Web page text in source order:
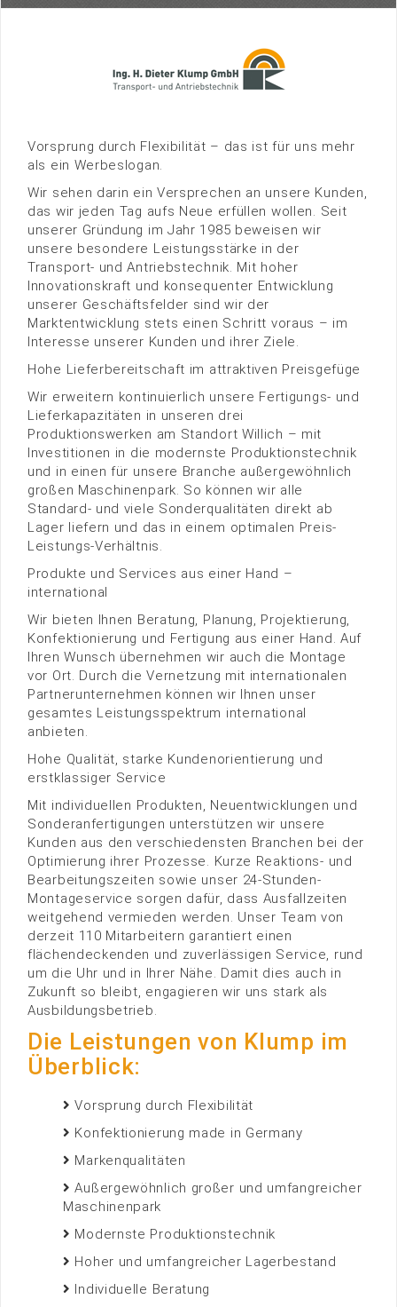
Vorsprung durch Flexibilität – das ist für uns mehr
als ein Werbeslogan.
Wir sehen darin ein Versprechen an unsere Kunden,
das wir jeden Tag aufs Neue erfüllen wollen. Seit
unserer Gründung im Jahr 1985 beweisen wir
unsere besondere Leistungsstärke in der
Transport- und Antriebstechnik. Mit hoher
Innovationskraft und konsequenter Entwicklung
unserer Geschäftsfelder sind wir der
Marktentwicklung stets einen Schritt voraus – im
Interesse unserer Kunden und ihrer Ziele.
Hohe Lieferbereitschaft im attraktiven Preisgefüge
Wir erweitern kontinuierlich unsere Fertigungs- und
Lieferkapazitäten in unseren drei
Produktionswerken am Standort Willich – mit
Investitionen in die modernste Produktionstechnik
und in einen für unsere Branche außergewöhnlich
großen Maschinenpark. So können wir alle
Standard- und viele Sonderqualitäten direkt ab
Lager liefern und das in einem optimalen Preis-
Leistungs-Verhältnis.
Produkte und Services aus einer Hand –
international
Wir bieten Ihnen Beratung, Planung, Projektierung,
Konfektionierung und Fertigung aus einer Hand. Auf
Ihren Wunsch übernehmen wir auch die Montage
vor Ort. Durch die Vernetzung mit internationalen
Partnerunternehmen können wir Ihnen unser
gesamtes Leistungsspektrum international
anbieten.
Hohe Qualität, starke Kundenorientierung und
erstklassiger Service
Mit individuellen Produkten, Neuentwicklungen und
Sonderanfertigungen unterstützen wir unsere
Kunden aus den verschiedensten Branchen bei der
Optimierung ihrer Prozesse. Kurze Reaktions- und
Bearbeitungszeiten sowie unser 24-Stunden-
Montageservice sorgen dafür, dass Ausfallzeiten
weitgehend vermieden werden. Unser Team von
derzeit 110 Mitarbeitern garantiert einen
flächendeckenden und zuverlässigen Service, rund
um die Uhr und in Ihrer Nähe. Damit dies auch in
Zukunft so bleibt, engagieren wir uns stark als
Ausbildungsbetrieb.
Die Leistungen von Klump im
Überblick:
Vorsprung durch Flexibilität
Konfektionierung made in Germany
Markenqualitäten
Außergewöhnlich großer und umfangreicher
Maschinenpark
Modernste Produktionstechnik
Hoher und umfangreicher Lagerbestand
Individuelle Beratung